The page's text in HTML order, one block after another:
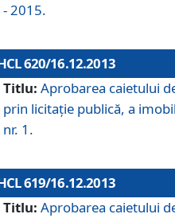
- 2015.
620/16.12.2013
Titlu: Aprobarea caietului
prin licitaţie publică, a
nr. 1.
619/16.12.2013
Titlu: Aprobarea caietului